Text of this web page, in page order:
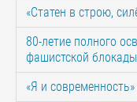
«Статен в строю,
80-летие полного
фашистской блокады
«Я и